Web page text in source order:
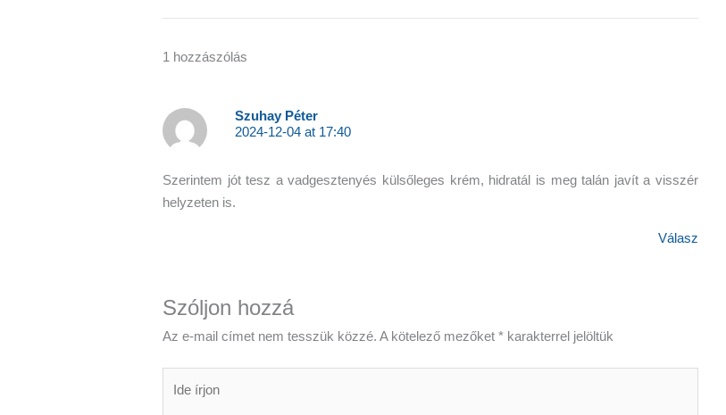
1 hozzászólás
Szuhay Péter
2024-12-04 at 17:40
Szerintem jót tesz a vadgesztenyés külsőleges krém, hidratál is meg talán javít a visszér
helyzeten is.
Válasz
Szóljon hozzá
Az e-mail címet nem tesszük közzé. A kötelező mezőket * karakterrel jelöltük